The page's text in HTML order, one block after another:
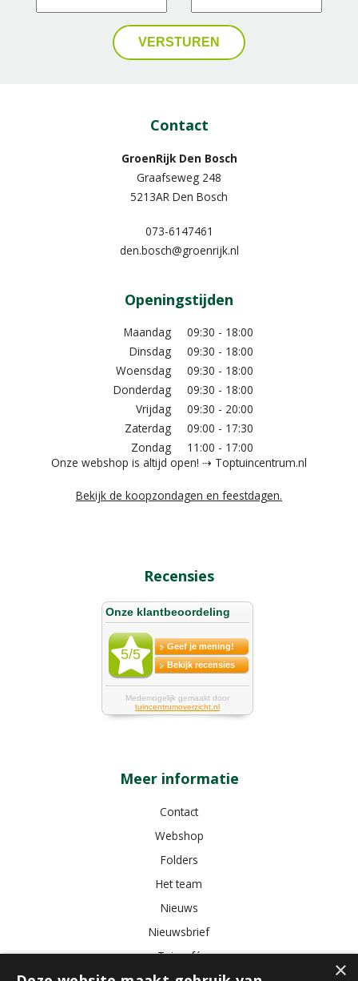
Contact
GroenRijk Den Bosch
Graafseweg 248
5213AR Den Bosch
073-6147461
den.bosch@groenrijk.nl
Openingstijden
Maandag
09:30 - 18:00
Dinsdag
09:30 - 18:00
Woensdag
09:30 - 18:00
Donderdag
09:30 - 18:00
Vrijdag
09:30 - 20:00
Zaterdag
09:00 - 17:30
Zondag
11:00 - 17:00
Onze webshop is altijd open! ⇢ Toptuincentrum.nl
Bekijk de koopzondagen en feestdagen.
Recensies
Meer informatie
Contact
Webshop
Folders
Het team
Nieuws
Nieuwsbrief
Tuincafé
×